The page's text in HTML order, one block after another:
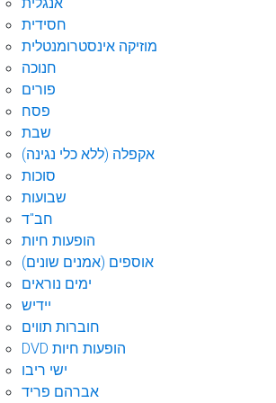
חסידית
מוזיקה אינסטרומנטלית
חנוכה
פורים
פסח
שבת
אקפלה (ללא כלי נגינה)
סוכות
שבועות
חב"ד
הופעות חיות
אוספים (אמנים שונים)
ימים נוראים
יידיש
חוברות תווים
DVD הופעות חיות
ישי ריבו
אברהם פריד